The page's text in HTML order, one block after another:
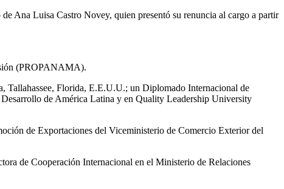
Ana Luisa Castro Novey, quien presentó su renuncia al cargo a partir
(PROPANAMA).
Tallahassee, Florida, E.E.U.U.; un Diplomado Internacional de
de América Latina y en Quality Leadership University
de Exportaciones del Viceministerio de Comercio Exterior del
de Cooperación Internacional en el Ministerio de Relaciones